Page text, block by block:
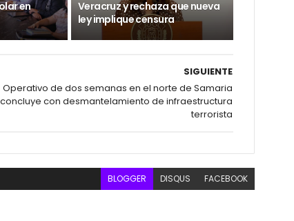
en
Veracruz y rechaza que nueva
ley implique censura
SIGUIENTE
Operativo de dos semanas en el norte de Samaria
concluye con desmantelamiento de infraestructura
terrorista
BLOGGER DISQUS FACEBOOK